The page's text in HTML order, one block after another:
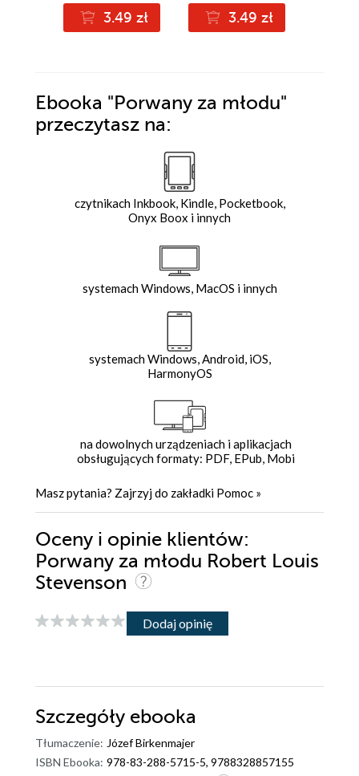
3.49 zł 3.49 zł
Ebooka "Porwany za młodu"
przeczytasz na:
czytnikach Inkbook, Kindle, Pocketbook,
Onyx Boox i innych
systemach Windows, MacOS i innych
systemach Windows, Android, iOS,
HarmonyOS
na dowolnych urządzeniach i aplikacjach
obsługujących formaty: PDF, EPub, Mobi
Masz pytania? Zajrzyj do zakładki Pomoc »
Oceny i opinie klientów:
Porwany za młodu Robert Louis
Stevenson
Dodaj opinię
Szczegóły ebooka
Tłumaczenie: Józef Birkenmajer
ISBN Ebooka: 978-83-288-5715-5, 9788328857155